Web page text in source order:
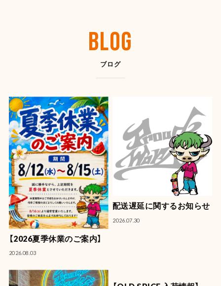
BLOG
ブログ
【2026夏季休業のご案内】
2026.08.03
配送遅延に関するお知らせ
2026.07.30